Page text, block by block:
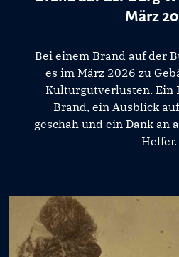
März
Bei einem Brand auf der
es im März 2026 zu
Kulturgutverlusten. Ein
Brand, ein Ausblick
geschah und ein Dank an
Helfer.